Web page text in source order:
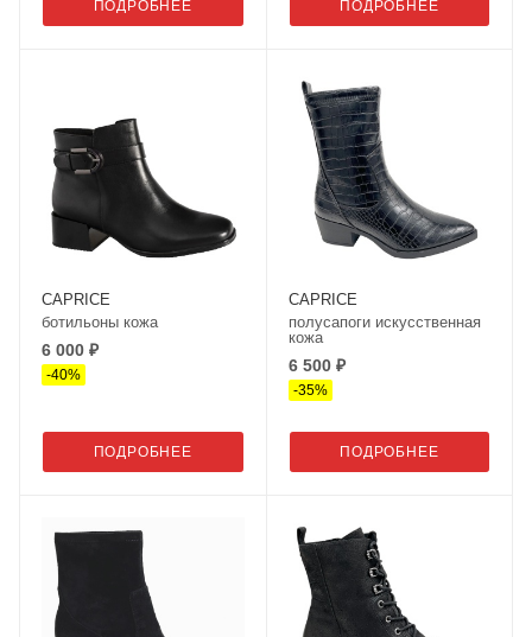
ПОДРОБНЕЕ ПОДРОБНЕЕ
CAPRICE
ботильоны кожа
6 000 ₽
-40%
ПОДРОБНЕЕ
CAPRICE
полусапоги искусственная
кожа
6 500 ₽
-35%
ПОДРОБНЕЕ